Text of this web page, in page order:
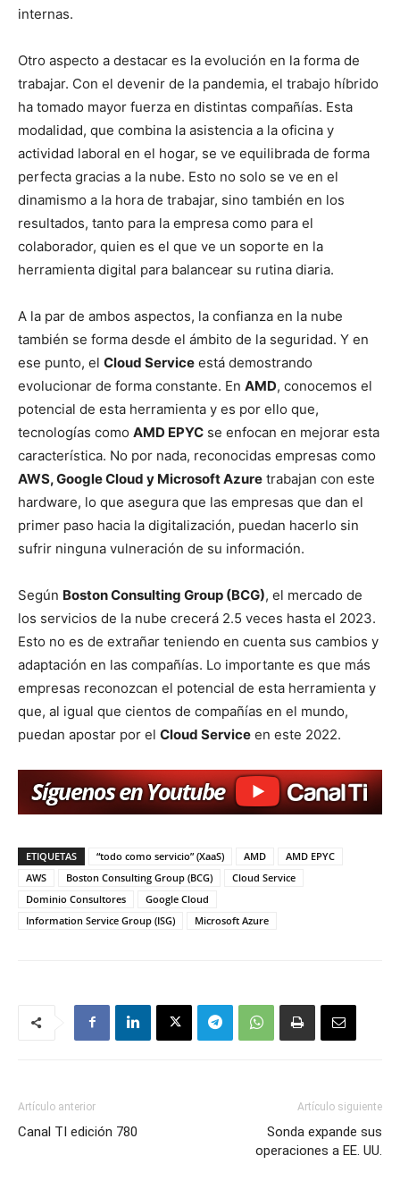
internas.
Otro aspecto a destacar es la evolución en la forma de
trabajar. Con el devenir de la pandemia, el trabajo híbrido
ha tomado mayor fuerza en distintas compañías. Esta
modalidad, que combina la asistencia a la oficina y
actividad laboral en el hogar, se ve equilibrada de forma
perfecta gracias a la nube. Esto no solo se ve en el
dinamismo a la hora de trabajar, sino también en los
resultados, tanto para la empresa como para el
colaborador, quien es el que ve un soporte en la
herramienta digital para balancear su rutina diaria.
A la par de ambos aspectos, la confianza en la nube
también se forma desde el ámbito de la seguridad. Y en
ese punto, el Cloud Service está demostrando
evolucionar de forma constante. En AMD, conocemos el
potencial de esta herramienta y es por ello que,
tecnologías como AMD EPYC se enfocan en mejorar esta
característica. No por nada, reconocidas empresas como
AWS, Google Cloud y Microsoft Azure trabajan con este
hardware, lo que asegura que las empresas que dan el
primer paso hacia la digitalización, puedan hacerlo sin
sufrir ninguna vulneración de su información.
Según Boston Consulting Group (BCG), el mercado de
los servicios de la nube crecerá 2.5 veces hasta el 2023.
Esto no es de extrañar teniendo en cuenta sus cambios y
adaptación en las compañías. Lo importante es que más
empresas reconozcan el potencial de esta herramienta y
que, al igual que cientos de compañías en el mundo,
puedan apostar por el Cloud Service en este 2022.
ETIQUETAS “todo como servicio” (XaaS) AMD
AMD EPYC
AWS
Boston Consulting Group (BCG)
Cloud Service
Dominio Consultores
Google Cloud
Information Service Group (ISG)
Microsoft Azure
Artículo anterior
Canal TI edición 780
Artículo siguiente
Sonda expande sus
operaciones a EE. UU.